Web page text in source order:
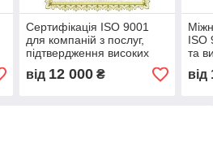
Сертифікація ISO 9001
для компаній з послуг,
підтвердження високих
сертифікація системи
від 12 000₴
ISO
та
від